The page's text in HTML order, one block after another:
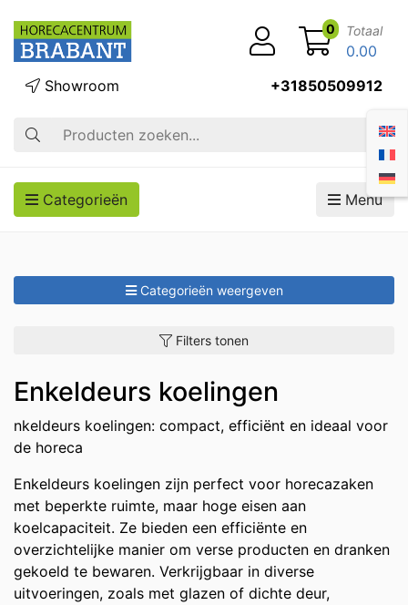
Zoek op
Showroom +31850509912
0 Totaal
0.00
Categorieën Menu
Categorieën weergeven
Filters tonen
Enkeldeurs koelingen
nkeldeurs koelingen: compact, efficiënt en ideaal voor
de horeca
Enkeldeurs koelingen zijn perfect voor horecazaken
met beperkte ruimte, maar hoge eisen aan
koelcapaciteit. Ze bieden een efficiënte en
overzichtelijke manier om verse producten en dranken
gekoeld te bewaren. Verkrijgbaar in diverse
uitvoeringen, zoals met glazen of dichte deur,